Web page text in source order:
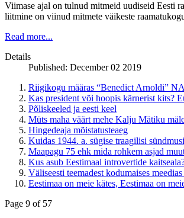
Viimase ajal on tulnud mitmeid uudiseid Eesti
liitmine on viinud mitmete väikeste
Read more...
Details
Published: December 02 2019
Riigikogu määras “Benedict Arnoldi”
Kas president või hoopis kärnerist kits?
Põliskeeled ja eesti keel
Müts maha väärt mehe Kalju Mätiku
Hingedeaja mõistatusteaeg
Kuidas 1944. a. sügise traagilisi
Maapagu 75 ehk mida rohkem asjad
Kus asub Eestimaal introvertide
Väliseesti teemadest kodumaises
Eestimaa on meie kätes, Eestimaa on
Page 9 of 57